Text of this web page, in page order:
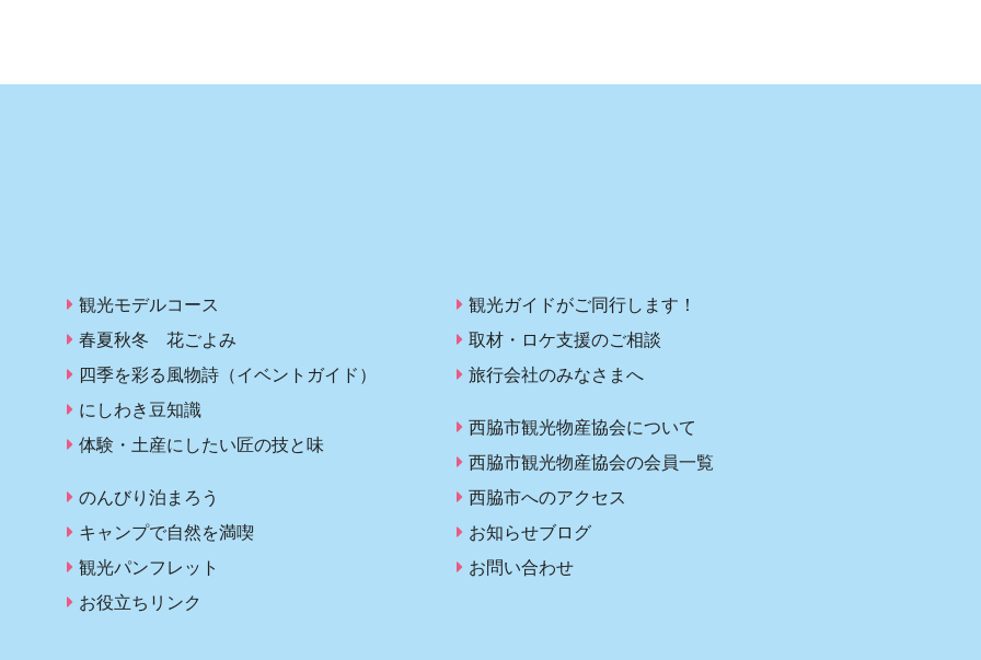
観光モデルコース
春夏秋冬 花ごよみ
四季を彩る風物詩（イベントガイド）
にしわき豆知識
体験・土産にしたい匠の技と味
のんびり泊まろう
キャンプで自然を満喫
観光パンフレット
お役立ちリンク
観光ガイドがご同行します！
取材・ロケ支援のご相談
旅行会社のみなさまへ
西脇市観光物産協会について
西脇市観光物産協会の会員一覧
西脇市へのアクセス
お知らせブログ
お問い合わせ